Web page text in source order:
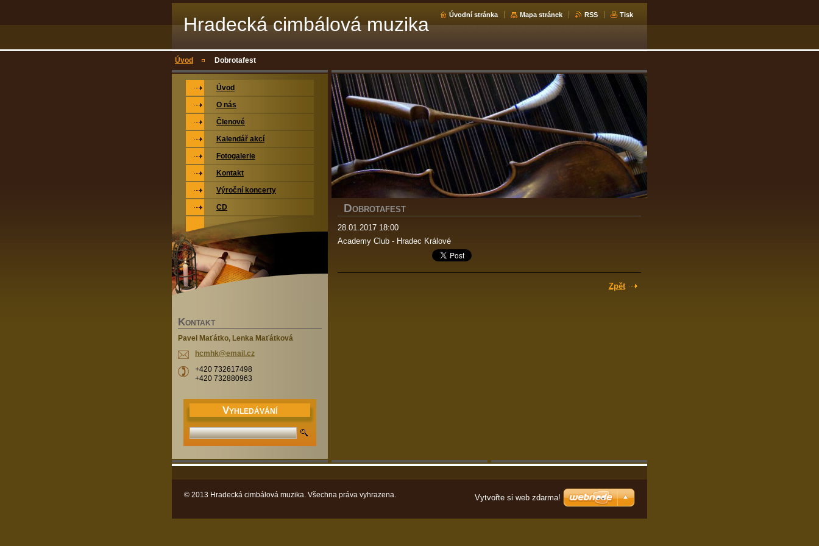
Hradecká cimbálová muzika Úvodní stránka Mapa stránek RSS Tisk
Úvod Dobrotafest
DOBROTAFEST
28.01.2017 18:00
Academy Club - Hradec Králové
Zpět
Úvod
O nás
Členové
Kalendář akcí
Fotogalerie
Kontakt
Výroční koncerty
CD
KONTAKT
Pavel Maťátko, Lenka Maťátková
hcmhk@email.cz
+420 732617498
+420 732880963
VYHLEDÁVÁNÍ
© 2013 Hradecká cimbálová muzika. Všechna práva vyhrazena. Vytvořte si web zdarma!